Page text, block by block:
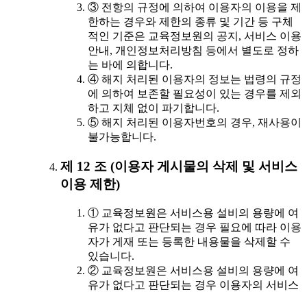
③ 전항의 규정에 의하여 이용자의 이용을 제
한하는 경우와 제한의 종류 및 기간 등 구체
적인 기준은 교육정보원의 공지, 서비스 이용
안내, 개인정보처리방침 등에서 별도로 정하
는 바에 의합니다.
④ 해지 처리된 이용자의 정보는 법령의 규정
에 의하여 보존할 필요성이 있는 경우를 제외
하고 지체 없이 파기합니다.
⑤ 해지 처리된 이용자번호의 경우, 재사용이
불가능합니다.
제 12 조 (이용자 게시물의 삭제 및 서비스
이용 제한)
① 교육정보원은 서비스용 설비의 용량에 여
유가 없다고 판단되는 경우 필요에 따라 이용
자가 게재 또는 등록한 내용물을 삭제할 수
있습니다.
② 교육정보원은 서비스용 설비의 용량에 여
유가 없다고 판단되는 경우 이용자의 서비스